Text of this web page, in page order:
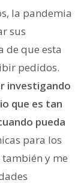
la pandemia
sus
de que esta
pedidos.
investigando
que es tan
pueda
para los
y me